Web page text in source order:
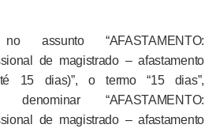
assunto “AFASTAMENTO:
de magistrado – afastamento
15 dias)”, o termo “15 dias”,
“AFASTAMENTO:
de magistrado – afastamento